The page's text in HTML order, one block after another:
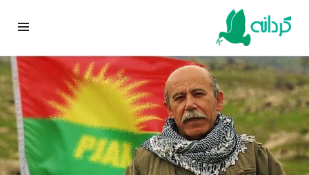
Skip
content